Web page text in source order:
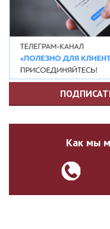
Как мы